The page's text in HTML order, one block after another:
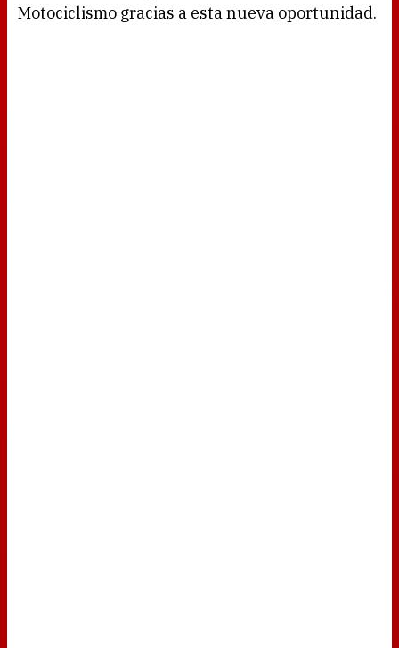
Motociclismo gracias a esta nueva oportunidad.